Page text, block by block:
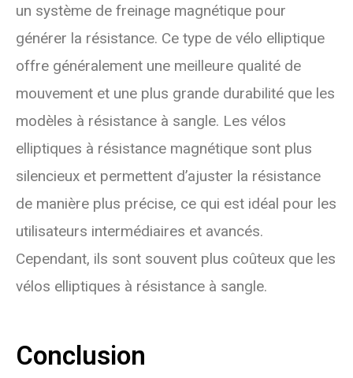
un système de freinage magnétique pour
générer la résistance. Ce type de vélo elliptique
offre généralement une meilleure qualité de
mouvement et une plus grande durabilité que les
modèles à résistance à sangle. Les vélos
elliptiques à résistance magnétique sont plus
silencieux et permettent d’ajuster la résistance
de manière plus précise, ce qui est idéal pour les
utilisateurs intermédiaires et avancés.
Cependant, ils sont souvent plus coûteux que les
vélos elliptiques à résistance à sangle.
Conclusion